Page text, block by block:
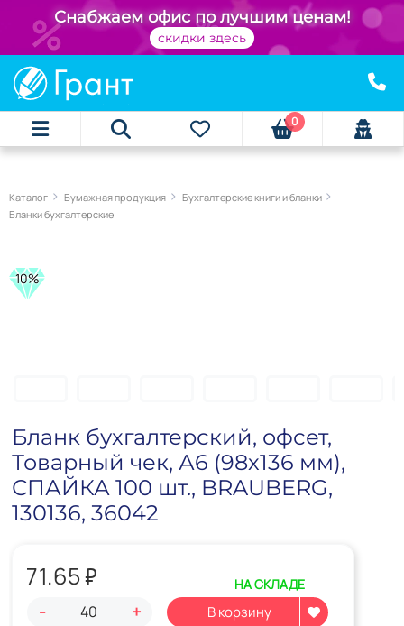
Снабжаем офис по лучшим ценам!
скидки здесь
0
Каталог Бумажная продукция
Бухгалтерские книги и бланки
Бланки бухгалтерские
10%
Бланк бухгалтерский, офсет,
Товарный чек, А6 (98х136 мм),
СПАЙКА 100 шт., BRAUBERG,
130136, 36042
71.65₽ НА СКЛАДЕ
- +